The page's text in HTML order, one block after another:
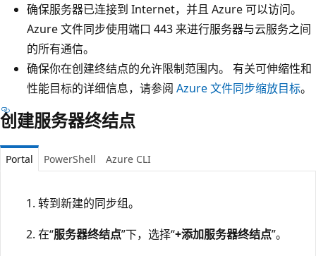
确保服务器已连接到 Internet，并且 Azure 可以访问。
Azure 文件同步使用端口 443 来进行服务器与云服务之间
的所有通信。
确保你在创建终结点的允许限制范围内。 有关可伸缩性和
性能目标的详细信息，请参阅 Azure 文件同步缩放目标。
创建服务器终结点
Portal PowerShell Azure CLI
转到新建的同步组。
在“服务器终结点”下，选择“+添加服务器终结点”。